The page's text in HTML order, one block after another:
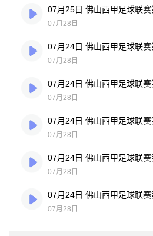
07月28日
07月28日
07月28日
07月28日
07月28日
07月28日